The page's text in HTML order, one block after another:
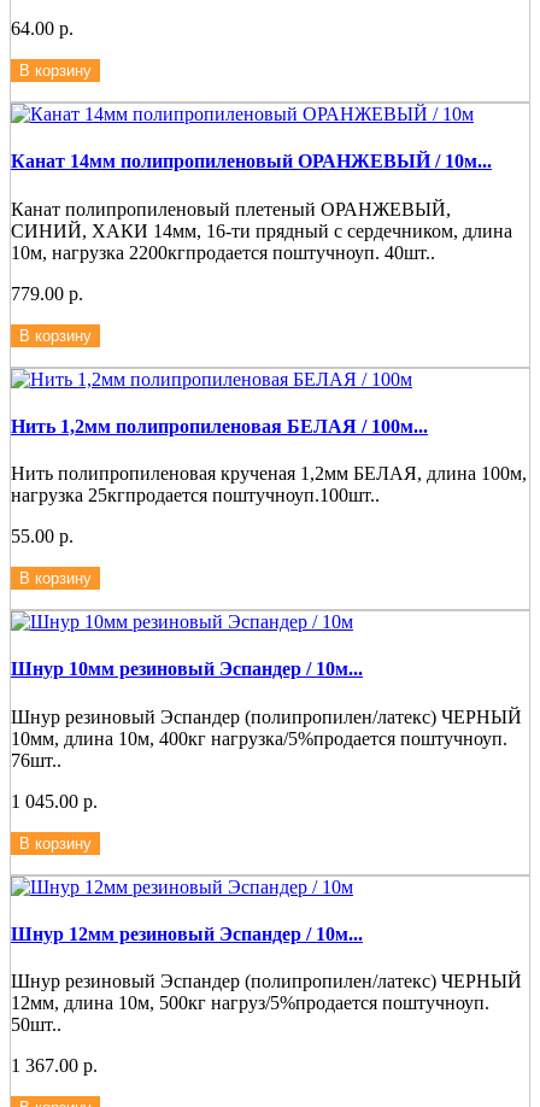
64.00 р.
В корзину
Канат 14мм полипропиленовый ОРАНЖЕВЫЙ / 10м...
Канат полипропиленовый плетеный ОРАНЖЕВЫЙ,
СИНИЙ, ХАКИ 14мм, 16-ти прядный с сердечником, длина
10м, нагрузка 2200кгпродается поштучноуп. 40шт..
779.00 р.
В корзину
Нить 1,2мм полипропиленовая БЕЛАЯ / 100м...
Нить полипропиленовая крученая 1,2мм БЕЛАЯ, длина 100м,
нагрузка 25кгпродается поштучноуп.100шт..
55.00 р.
В корзину
Шнур 10мм резиновый Эспандер / 10м...
Шнур резиновый Эспандер (полипропилен/латекс) ЧЕРНЫЙ
10мм, длина 10м, 400кг нагрузка/5%продается поштучноуп.
76шт..
1 045.00 р.
В корзину
Шнур 12мм резиновый Эспандер / 10м...
Шнур резиновый Эспандер (полипропилен/латекс) ЧЕРНЫЙ
12мм, длина 10м, 500кг нагруз/5%продается поштучноуп.
50шт..
1 367.00 р.